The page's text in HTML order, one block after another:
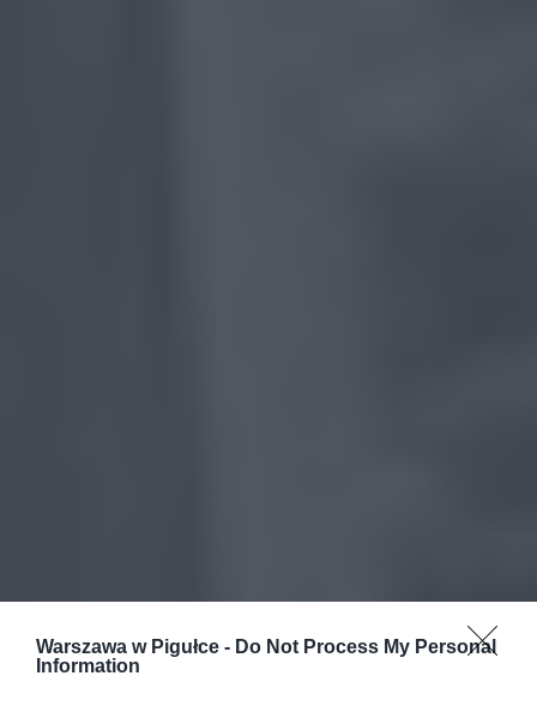
Warszawa w Pigułce - Do Not Process My Personal
Information